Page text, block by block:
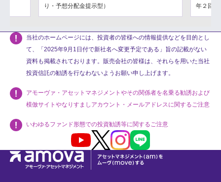
り・予想分配金提示型）
年２回決
当社のホームページには、投資者の皆様への情報提供などを目的とし
て、「2025年9月1日付で新社名へ変更予定である」旨の記載がない
資料も掲載されております。販売会社の皆様は、それらを用いた当社
投資信託の勧誘を行なわないようお願い申し上げます。
アモーヴァ・アセットマネジメントやその関係者を名乗る勧誘および
模倣サイトやなりすましアカウント・メールアドレスに関するご注意
いわゆるファンド形態での投資勧誘等に関するご注意
Youtube X InstagramLINE